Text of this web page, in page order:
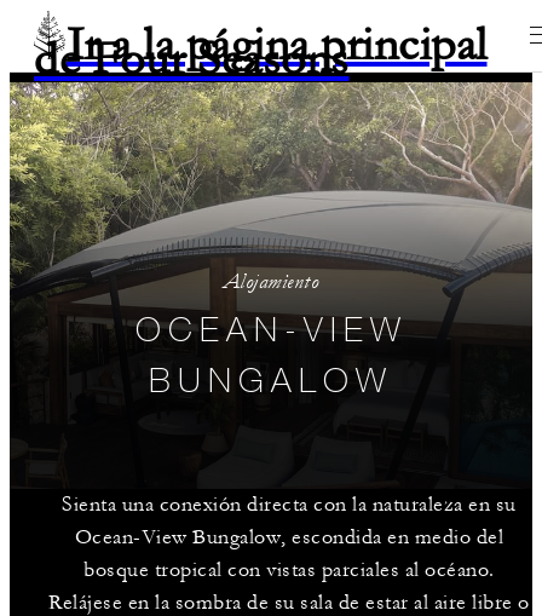
Ir a la página principal
de Four Seasons
Alojamiento
OCEAN-VIEW
BUNGALOW
Sienta una conexión directa con la naturaleza en su
Ocean-View Bungalow, escondida en medio del
bosque tropical con vistas parciales al océano.
Relájese en la sombra de su sala de estar al aire libre o